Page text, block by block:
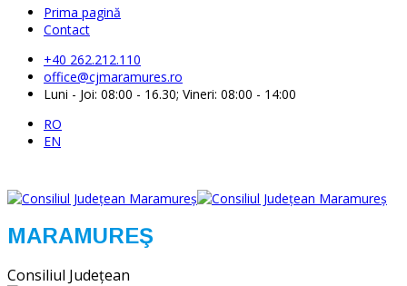
Prima pagină
Contact
+40 262.212.110
office@cjmaramures.ro
Luni - Joi: 08:00 - 16.30; Vineri: 08:00 - 14:00
RO
EN
MARAMUREŞ
Consiliul Judeţean